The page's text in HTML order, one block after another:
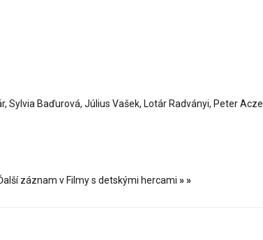
Sylvia Baďurová, Július Vašek, Lotár Radványi, Peter Aczel
záznam v Filmy s detskými hercami »»